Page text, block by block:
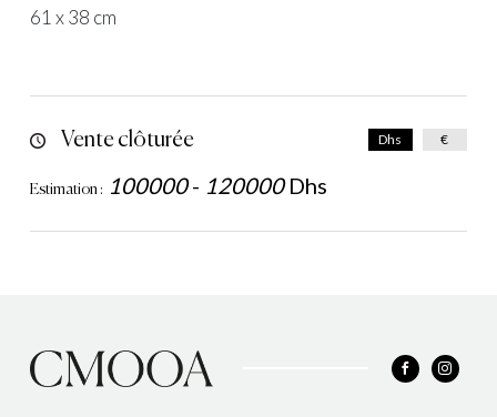
61 x 38 cm
Vente clôturée
Estimation : 100000- 120000 Dhs
Dhs €